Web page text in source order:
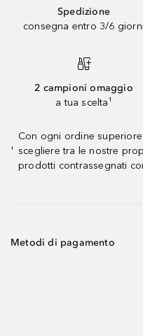
Spedizione
consegna entro 3/6
2 campioni omaggio
a tua scelta¹
¹
Con ogni ordine
scegliere tra le nostre
prodotti contrassegnati
Metodi di pagamento